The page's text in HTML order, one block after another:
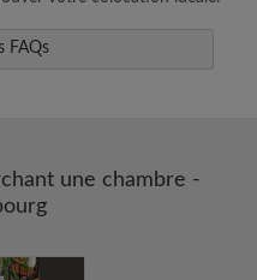
à vos critères
FAQs
une chambre -